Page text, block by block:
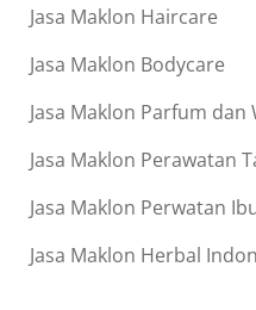
Jasa Maklon Haircare
Jasa Maklon Bodycare
Jasa Maklon Parfum dan
Jasa Maklon Perawatan
Jasa Maklon Perwatan
Jasa Maklon Herbal